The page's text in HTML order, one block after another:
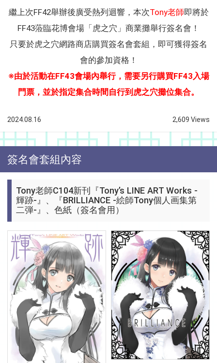
繼上次FF42舉辦後廣受熱列迴響，本次Tony老師即將於
FF43蒞臨花博會場「虎之穴」商業攤舉行簽名會！
只要於虎之穴網路商店購買簽名會套組，即可獲得簽名
會的參加資格！
※由於活動在FF43會場內舉行，需要另行購買FF43入場
門票，並於指定集合時間自行到虎之穴攤位集合。
2024.08.16 2,609 Views
簽名會套組內容
Tony老師C104新刊『Tony’s LINE ART Works -
輝跡-』、『BRILLIANCE -絵師Tony個人画集第
二弾-』、色紙（簽名會用）